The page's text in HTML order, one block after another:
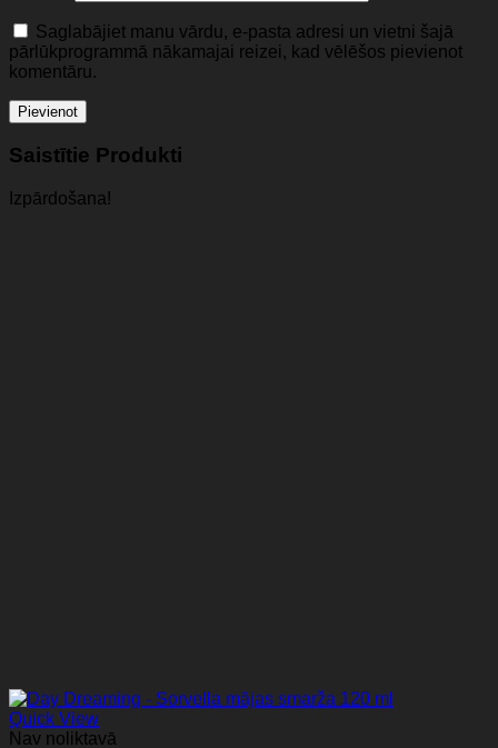
Saglabājiet manu vārdu, e-pasta adresi un vietni šajā
pārlūkprogrammā nākamajai reizei, kad vēlēšos pievienot
komentāru.
Saistītie Produkti
Izpārdošana!
Quick View
Nav noliktavā